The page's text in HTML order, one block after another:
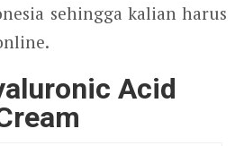
sehingga kalian harus
Acid